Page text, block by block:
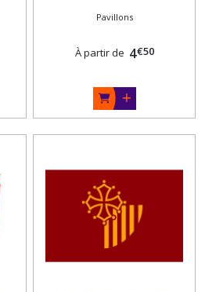
Pavillons
À partir de 4€50